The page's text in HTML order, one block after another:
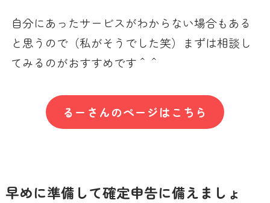
自分にあったサービスがわからない場合もある
と思うので（私がそうでした笑）まずは相談し
てみるのがおすすめです＾＾
るーさんのページはこちら
早めに準備して確定申告に備えましょ